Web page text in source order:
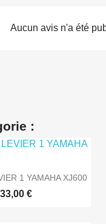
Aucun avis n'a été
:
rapide
1 YAMAHA XJ600
33,00 €